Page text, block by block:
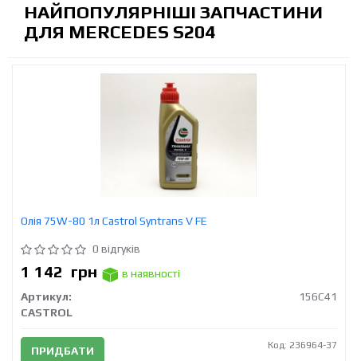
НАЙПОПУЛЯРНІШІ ЗАПЧАСТИНИ
ДЛЯ MERCEDES S204
Олія 75W-80 1л Castrol Syntrans V FE
0 відгуків
1 142 грн
в наявності
Артикул:
156C41
CASTROL
ПРИДБАТИ Код: 236964-37